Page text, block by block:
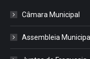
Câmara Municipal
Assembleia Municipal